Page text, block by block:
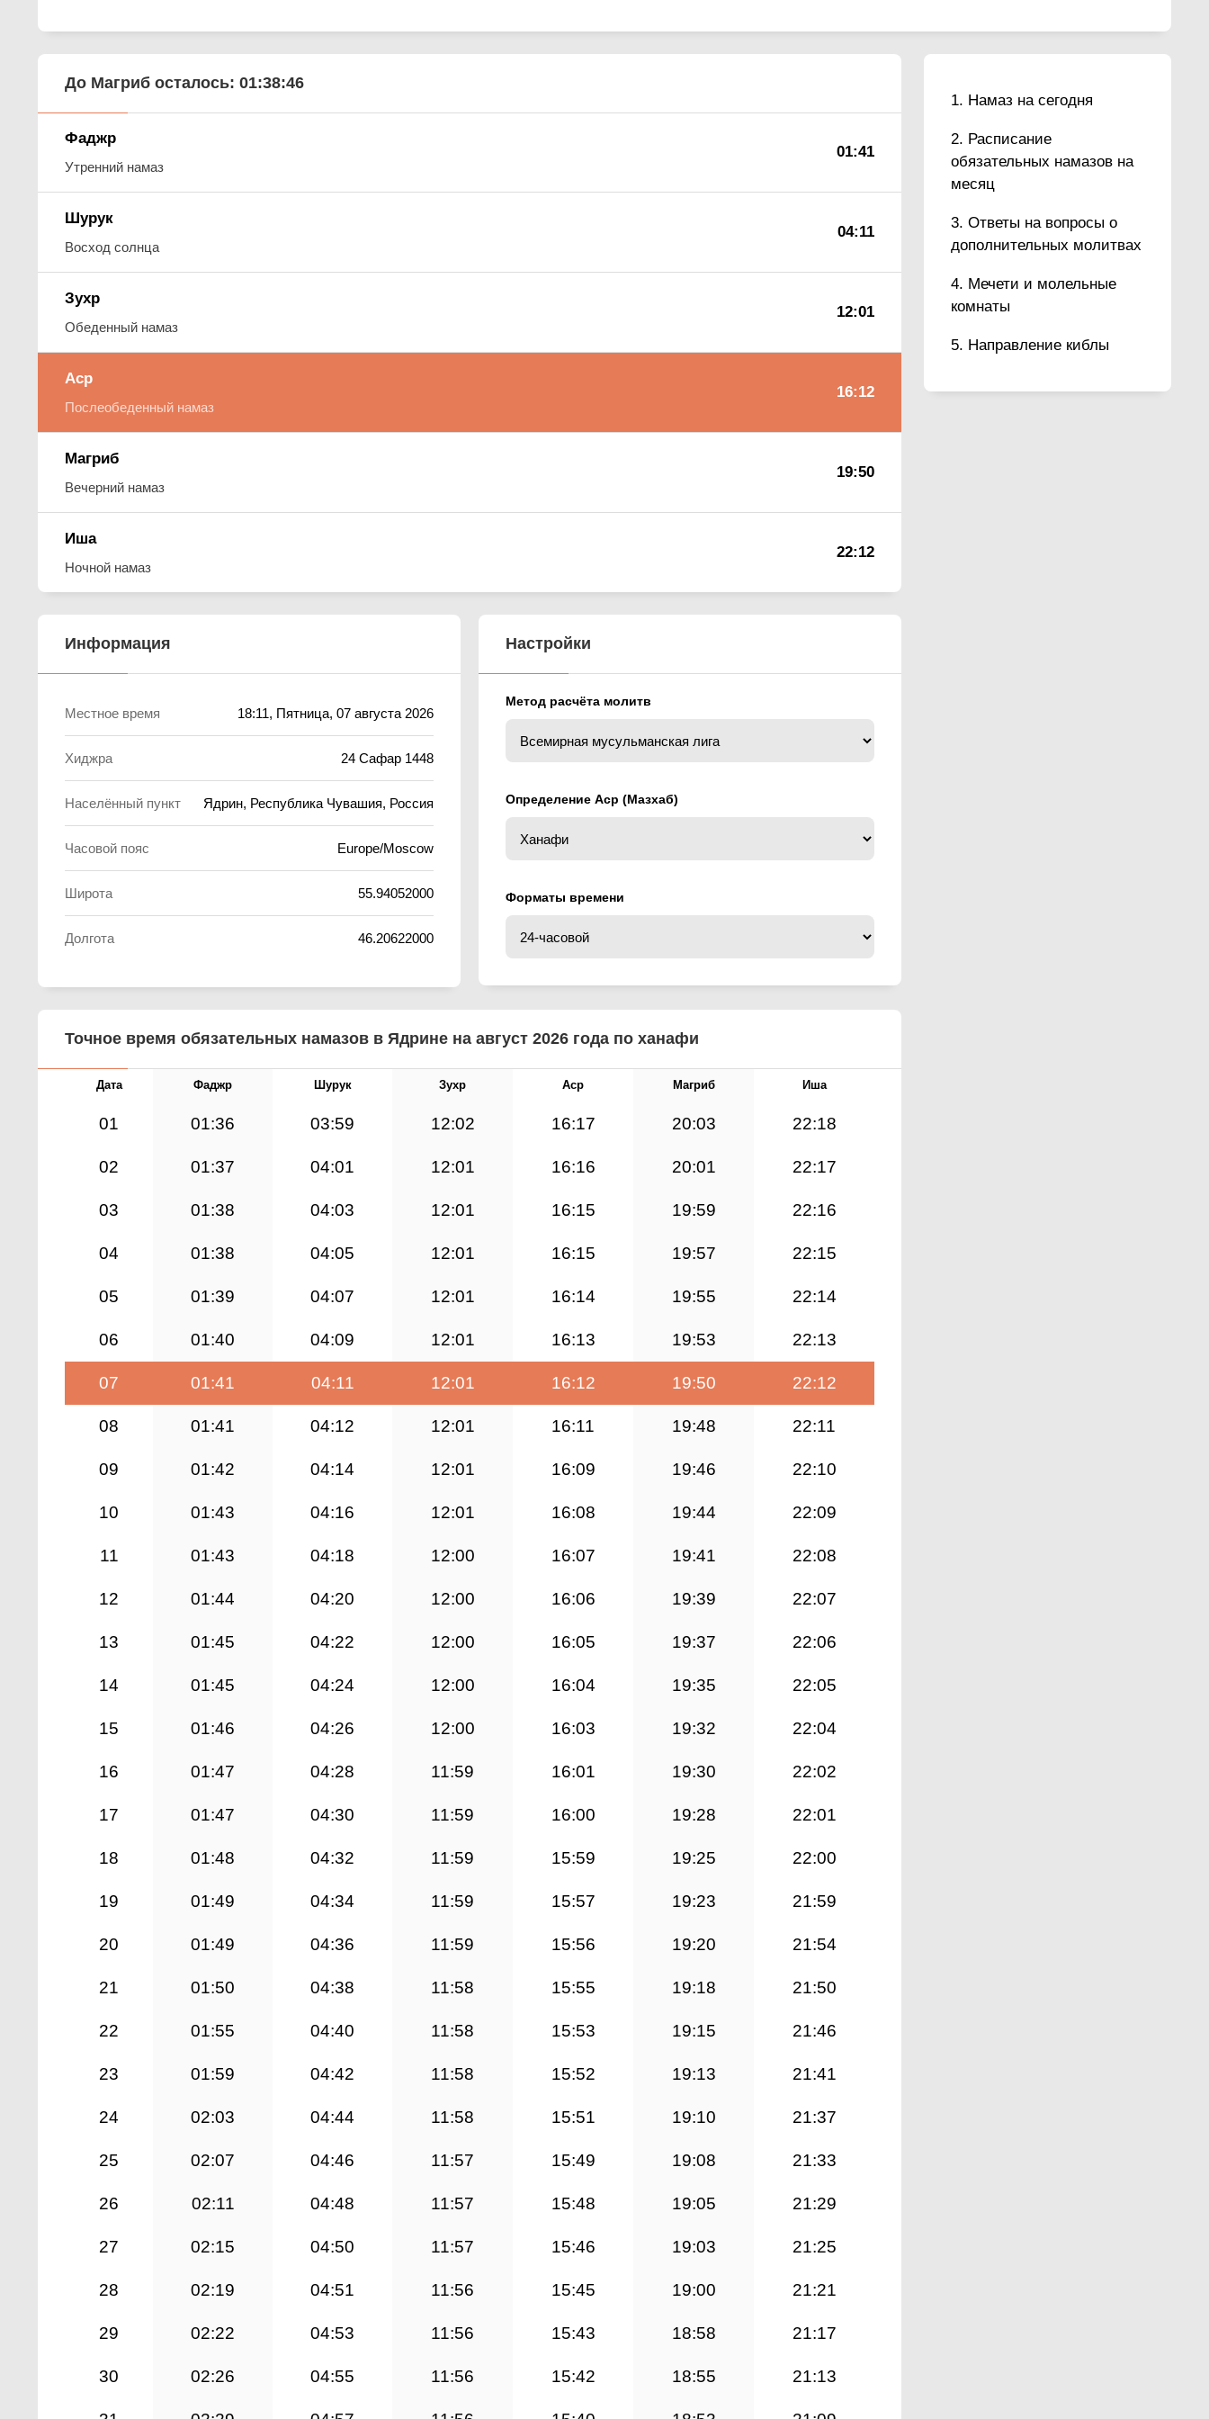
Намаз на сегодня
Расписание
обязательных намазов на
месяц
Ответы на вопросы о
дополнительных молитвах
Мечети и молельные
комнаты
Направление киблы
До Магриб осталось: 01:38:44
Фаджр
Утренний намаз
01:41
Шурук
Восход солнца
04:11
Зухр
Обеденный намаз
12:01
Аср
Послеобеденный намаз
16:12
Магриб
Вечерний намаз
19:50
Иша
Ночной намаз
22:12
Информация
Местное время 18:11, Пятница, 07 августа 2026
Хиджра 24 Сафар 1448
Населённый пункт Ядрин, Республика Чувашия, Россия
Часовой пояс Europe/Moscow
Широта 55.94052000
Долгота 46.20622000
Настройки
Метод расчёта молитв
Определение Аср (Мазхаб)
Форматы времени
Точное время обязательных намазов в Ядрине на август 2026 года по ханафи
Дата Фаджр Шурук Зухр Аср Магриб Иша
01 01:36 03:59 12:02 16:17 20:03 22:18
02 01:37 04:01 12:01 16:16 20:01 22:17
03 01:38 04:03 12:01 16:15 19:59 22:16
04 01:38 04:05 12:01 16:15 19:57 22:15
05 01:39 04:07 12:01 16:14 19:55 22:14
06 01:40 04:09 12:01 16:13 19:53 22:13
07 01:41 04:11 12:01 16:12 19:50 22:12
08 01:41 04:12 12:01 16:11 19:48 22:11
09 01:42 04:14 12:01 16:09 19:46 22:10
10 01:43 04:16 12:01 16:08 19:44 22:09
11 01:43 04:18 12:00 16:07 19:41 22:08
12 01:44 04:20 12:00 16:06 19:39 22:07
13 01:45 04:22 12:00 16:05 19:37 22:06
14 01:45 04:24 12:00 16:04 19:35 22:05
15 01:46 04:26 12:00 16:03 19:32 22:04
16 01:47 04:28 11:59 16:01 19:30 22:02
17 01:47 04:30 11:59 16:00 19:28 22:01
18 01:48 04:32 11:59 15:59 19:25 22:00
19 01:49 04:34 11:59 15:57 19:23 21:59
20 01:49 04:36 11:59 15:56 19:20 21:54
21 01:50 04:38 11:58 15:55 19:18 21:50
22 01:55 04:40 11:58 15:53 19:15 21:46
23 01:59 04:42 11:58 15:52 19:13 21:41
24 02:03 04:44 11:58 15:51 19:10 21:37
25 02:07 04:46 11:57 15:49 19:08 21:33
26 02:11 04:48 11:57 15:48 19:05 21:29
27 02:15 04:50 11:57 15:46 19:03 21:25
28 02:19 04:51 11:56 15:45 19:00 21:21
29 02:22 04:53 11:56 15:43 18:58 21:17
30 02:26 04:55 11:56 15:42 18:55 21:13